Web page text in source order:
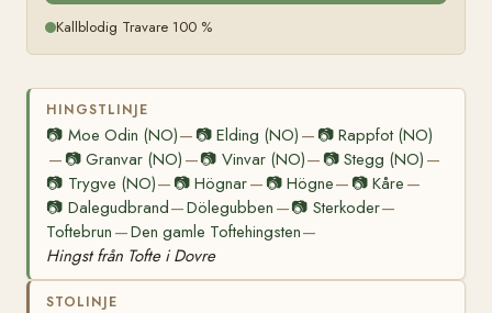
Kallblodig Travare 100 %
HINGSTLINJE
📷 Moe Odin (NO)— 📷Elding (NO) — 📷 Rappfot (NO)
— 📷Granvar (NO) —📷 Vinvar (NO)— 📷Stegg (NO) —
📷 Trygve (NO)— 📷Högnar— 📷 Högne— 📷 Kåre —
📷 Dalegudbrand—Dölegubben —📷 Sterkoder—
Toftebrun —Den gamle Toftehingsten—
Hingst från Tofte i Dovre
STOLINJE